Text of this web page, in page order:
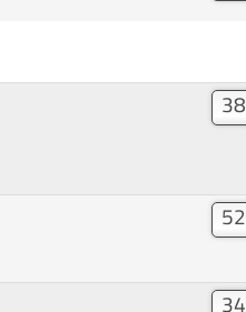
38
52
34